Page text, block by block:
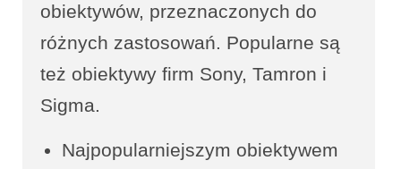
obiektywów, przeznaczonych do
różnych zastosowań. Popularne są
też obiektywy firm Sony, Tamron i
Sigma.
Najpopularniejszym obiektywem